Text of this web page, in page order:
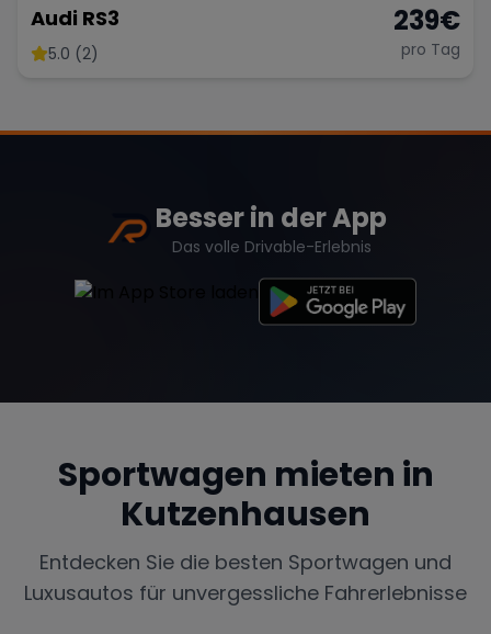
Audi RS3
5.0 (2)
239€
pro Tag
Besser in der App
Das volle Drivable-Erlebnis
Sportwagen mieten in
Kutzenhausen
Entdecken Sie die besten Sportwagen und
Luxusautos für unvergessliche Fahrerlebnisse